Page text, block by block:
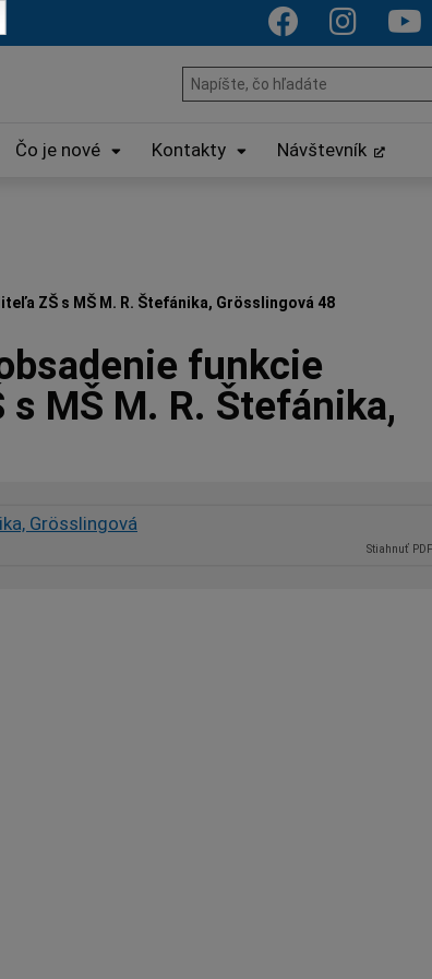
Hľadať:
Čo je nové Kontakty Návštevník
ZŠ s MŠ M. R. Štefánika, Grösslingová 48
funkcie
MŠ M. R. Štefánika,
Grösslingová
Stiahnuť